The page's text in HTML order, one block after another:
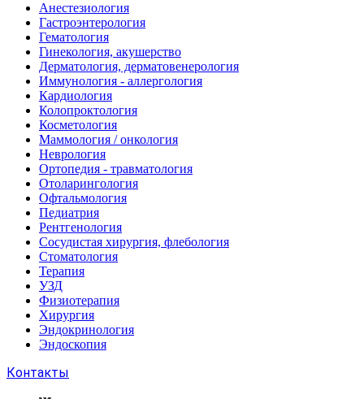
Анестезиология
Гастроэнтерология
Гематология
Гинекология, акушерство
Дерматология, дерматовенерология
Иммунология - аллергология
Кардиология
Колопроктология
Косметология
Маммология / онкология
Неврология
Ортопедия - травматология
Отоларингология
Офтальмология
Педиатрия
Рентгенология
Сосудистая хирургия, флебология
Стоматология
Терапия
УЗД
Физиотерапия
Хирургия
Эндокринология
Эндоскопия
Контакты